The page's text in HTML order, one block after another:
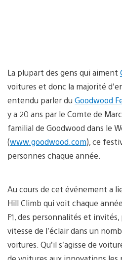
La plupart des gens qui aiment
voitures et donc la majorité
entendu parler du Goodwood
y a 20 ans par le Comte de
familial de Goodwood dans le
(www.goodwood.com), ce
personnes chaque année.
Au cours de cet événement a
Hill Climb qui voit chaque
F1, des personnalités et
vitesse de l’éclair dans un
voitures. Qu’il s’agisse de